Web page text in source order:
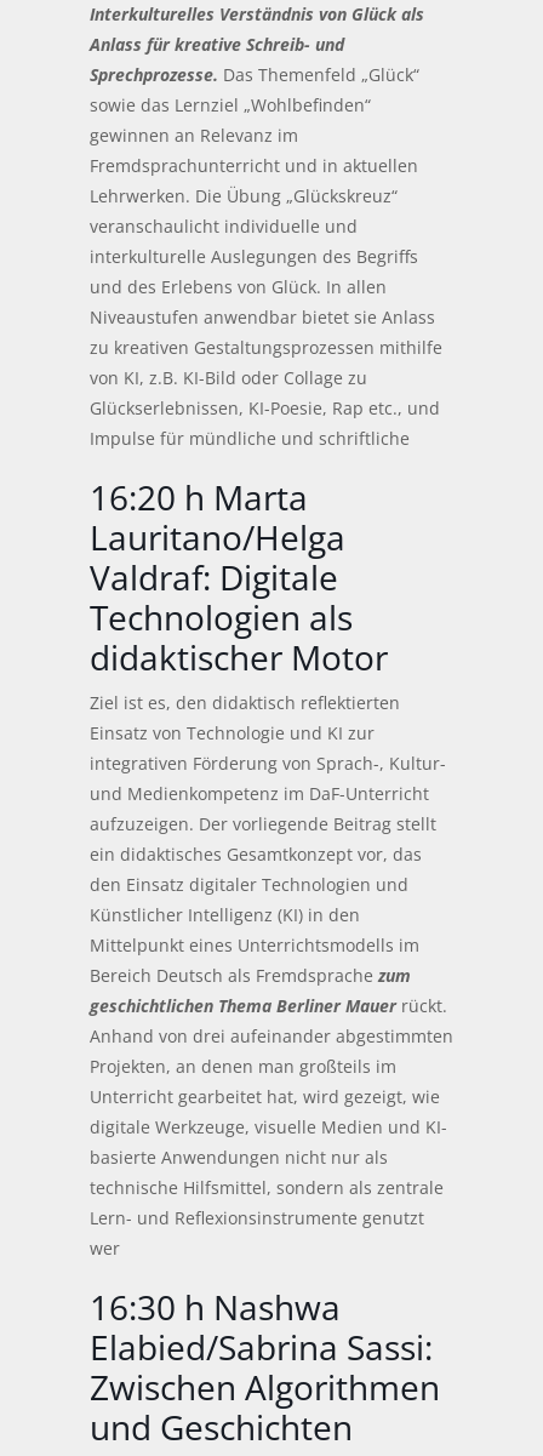
Interkulturelles Verständnis von Glück als
Anlass für kreative Schreib- und
Sprechprozesse. Das Themenfeld „Glück“
sowie das Lernziel „Wohlbefinden“
gewinnen an Relevanz im
Fremdsprachunterricht und in aktuellen
Lehrwerken. Die Übung „Glückskreuz“
veranschaulicht individuelle und
interkulturelle Auslegungen des Begriffs
und des Erlebens von Glück. In allen
Niveaustufen anwendbar bietet sie Anlass
zu kreativen Gestaltungsprozessen mithilfe
von KI, z.B. KI-Bild oder Collage zu
Glückserlebnissen, KI-Poesie, Rap etc., und
Impulse für mündliche und schriftliche
16:20 h Marta
Lauritano/Helga
Valdraf: Digitale
Technologien als
didaktischer Motor
Ziel ist es, den didaktisch reflektierten
Einsatz von Technologie und KI zur
integrativen Förderung von Sprach-, Kultur-
und Medienkompetenz im DaF-Unterricht
aufzuzeigen. Der vorliegende Beitrag stellt
ein didaktisches Gesamtkonzept vor, das
den Einsatz digitaler Technologien und
Künstlicher Intelligenz (KI) in den
Mittelpunkt eines Unterrichtsmodells im
Bereich Deutsch als Fremdsprache zum
geschichtlichen Thema Berliner Mauerrückt.
Anhand von drei aufeinander abgestimmten
Projekten, an denen man großteils im
Unterricht gearbeitet hat, wird gezeigt, wie
digitale Werkzeuge, visuelle Medien und KI-
basierte Anwendungen nicht nur als
technische Hilfsmittel, sondern als zentrale
Lern- und Reflexionsinstrumente genutzt
wer
16:30 h Nashwa
Elabied/Sabrina Sassi:
Zwischen Algorithmen
und Geschichten